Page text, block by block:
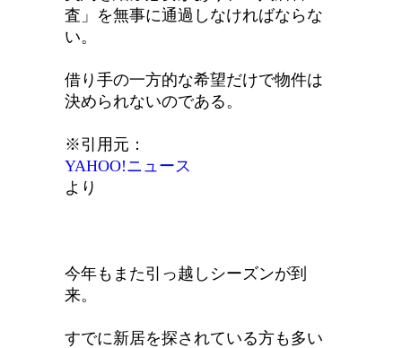
査 」を無事に通過しなければならな
い。
借り手の一方的な希望だけで物件は
決められないのである。
※引用元：
YAHOO!ニュース
より
今年もまた引っ越しシーズンが到
来。
すでに新居を探されている方も多い